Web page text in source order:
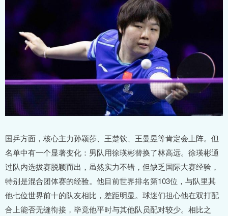
国乒方面，核心主力孙颖莎、王楚钦、王曼昱等肯定会上阵。但
名单中有一个显著变化：男队用徐瑛彬替换了林高远。徐瑛彬通
过队内选拔赛脱颖而出，虽然实力不错，但缺乏国际大赛经验，
特别是混合团体赛的经验。他目前世界排名第103位，与队里其
他七位世界前十的队友相比，差距明显。球迷们担心他在双打配
合上能否无缝衔接，毕竟他平时与其他队员配对较少。相比之